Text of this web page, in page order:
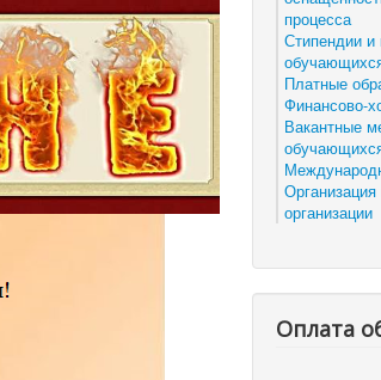
процесса
Стипендии
Платные
Финансово-
Вакантные
организации
Оплата